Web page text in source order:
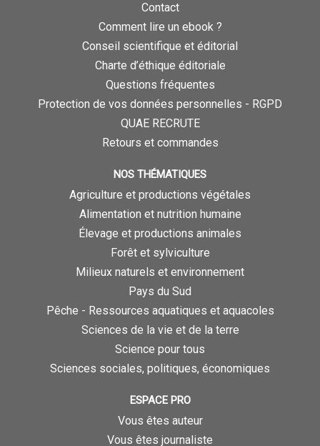
Contact
Comment lire un ebook ?
Conseil scientifique et éditorial
Charte d’éthique éditoriale
Questions fréquentes
Protection de vos données personnelles - RGPD
QUAE RECRUTE
Retours et commandes
NOS THÉMATIQUES
Agriculture et productions végétales
Alimentation et nutrition humaine
Élevage et productions animales
Forêt et sylviculture
Milieux naturels et environnement
Pays du Sud
Pêche - Ressources aquatiques et aquacoles
Sciences de la vie et de la terre
Science pour tous
Sciences sociales, politiques, économiques
ESPACE PRO
Vous êtes auteur
Vous êtes journaliste